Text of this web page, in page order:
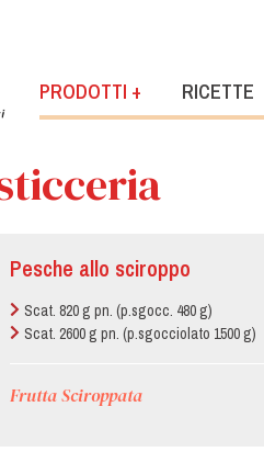
PRODOTTI + RICETTE
Pesche allo sciroppo
Scat. 820 g pn. (p.sgocc. 480 g)
Scat. 2600 g pn. (p.sgocciolato 1500 g)
Frutta Sciroppata